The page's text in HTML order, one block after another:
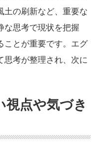
土の刷新など、重要な
な思考で現状を把握
ことが重要です。エグ
思考が整理され、次に
視点や気づき